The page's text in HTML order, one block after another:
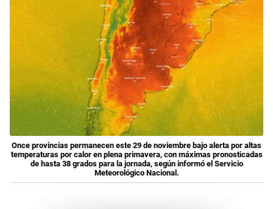
Once provincias permanecen este 29 de noviembre bajo alerta por altas
temperaturas por calor en plena primavera, con máximas pronosticadas
de hasta 38 grados para la jornada, según informó el Servicio
Meteorológico Nacional.